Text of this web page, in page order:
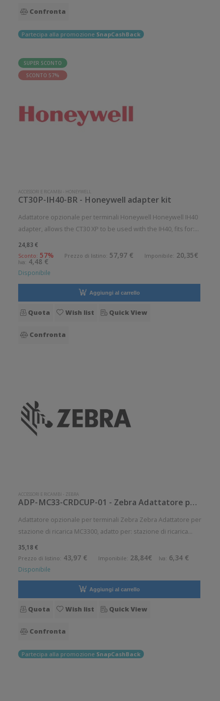
Confronta
Partecipa alla promozione SnapCashBack
SUPER SCONTO
SCONTO 57%
ACCESSORI E RICAMBI - HONEYWELL
CT30P-IH40-BR - Honeywell adapter kit
Adattatore opzionale per terminali Honeywell Honeywell IH40
adapter, allows the CT30 XP to be used with the IH40, fits for:
CT30 XP Accessorio opzionale. Opzionale: Si Compatibile
con:Honeywell CT30, Honeywell CT30P-L1N-27D1ENA,
Honeywell CT30P-L
24,83 €
Sconto: 57% Prezzo di listino: 57,97 € Imponibile: 20,35€
Iva: 4,48 €
Disponibile
Aggiungi al carrello
Quota Wish list Quick View
Confronta
ACCESSORI E RICAMBI - ZEBRA
ADP-MC33-CRDCUP-01 - Zebra Adattatore per stazione di ricarica
Adattatore opzionale per terminali Zebra Zebra Adattatore per
stazione di ricarica MC3300, adatto per: stazione di ricarica
35,18 €
Prezzo di listino: 43,97 € Imponibile: 28,84€ Iva: 6,34 €
Disponibile
Aggiungi al carrello
Quota Wish list Quick View
Confronta
Partecipa alla promozione SnapCashBack